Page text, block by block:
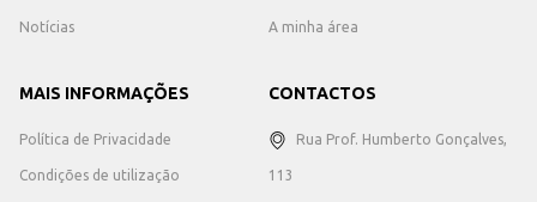
Notícias A minha área
MAIS INFORMAÇÕES
Política de Privacidade
Condições de utilização
CONTACTOS
Rua Prof. Humberto Gonçalves,
113